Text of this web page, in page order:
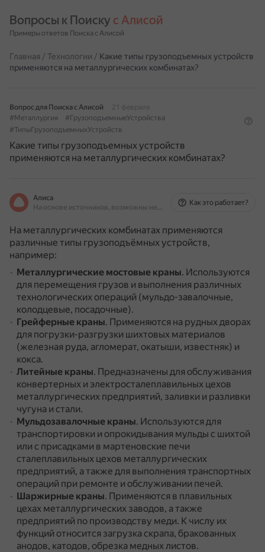
Вопросы к Поиску с Алисой
Примеры ответов Поиска с Алисой
Главная / Технологии / Какие типы грузоподъемных устройств
применяются на металлургических комбинатах?
Вопрос для Поиска с Алисой
21 февраля
#Металлургия
#ГрузоподъемныеУстройства
#ТипыГрузоподъемныхУстройств
Какие типы грузоподъемных устройств
применяются на металлургических комбинатах?
Алиса
На основе источников, возможны неточности
Как это работает?
На металлургических комбинатах применяются
различные типы грузоподъёмных устройств,
например:
Металлургические мостовые краны. Используются
для перемещения грузов и выполнения различных
технологических операций (мульдо-завалочные,
колодцевые, посадочные).
Грейферные краны. Применяются на рудных дворах
для погрузки-разгрузки шихтовых материалов
(железная руда, агломерат, окатыши, известняк) и
кокса.
Литейные краны. Предназначены для обслуживания
конвертерных и электросталеплавильных цехов
металлургических предприятий, заливки и разливки
чугуна и стали.
Мульдозавалочные краны. Используются для
транспортировки и опрокидывания мульды с шихтой
или с присадками в мартеновские печи
сталеплавильных цехов металлургических
предприятий, а также для выполнения транспортных
операций при ремонте и обслуживании печей.
Шаржирные краны. Применяются в плавильных
цехах металлургических заводов, а также
предприятий по производству меди. К числу их
функций относится загрузка скрапа, бракованных
анодов, катодов, обрезка медных листов.